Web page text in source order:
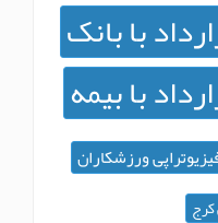
بانک
بیمه